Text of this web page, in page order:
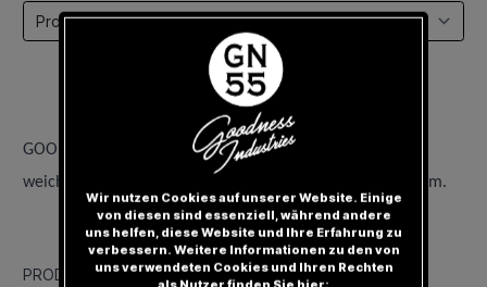
Select a tab
GOODNESS T-Shirt aus 100% Pima-Baumwolle. Dank des
weichem Tragegefühls ist es den ganzen Tag super bequem.
PRODUKT DETAILS
Wir nutzen Cookies auf unserer Website. Einige
von diesen sind essenziell, während andere
uns helfen, diese Website und Ihre Erfahrung zu
verbessern. Weitere Informationen zu den von
uns verwendeten Cookies und Ihren Rechten